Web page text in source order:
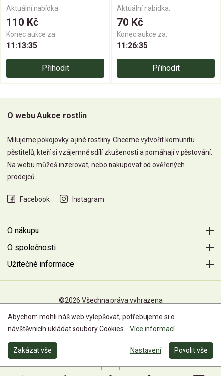
Aktuální nabídka:
110 Kč
Konec aukce za:
11:13:34
Přihodit
Aktuální nabídka:
70 Kč
Konec aukce za:
11:26:34
Přihodit
O webu Aukce rostlin
Milujeme pokojovky a jiné rostliny. Chceme vytvořit komunitu
pěstitelů, kteří si vzájemně sdílí zkušenosti a pomáhají v pěstování.
Na webu můžeš inzerovat, nebo nakupovat od ověřených
prodejců.
Facebook Instagram
O nákupu
O společnosti
Užitečné informace
©2026 Všechna práva vyhrazena
Abychom mohli náš web vylepšovat, potřebujeme si o
návštěvnícíh ukládat soubory Cookies.
Více informací
Zakázat vše Nastavení Povolit vše